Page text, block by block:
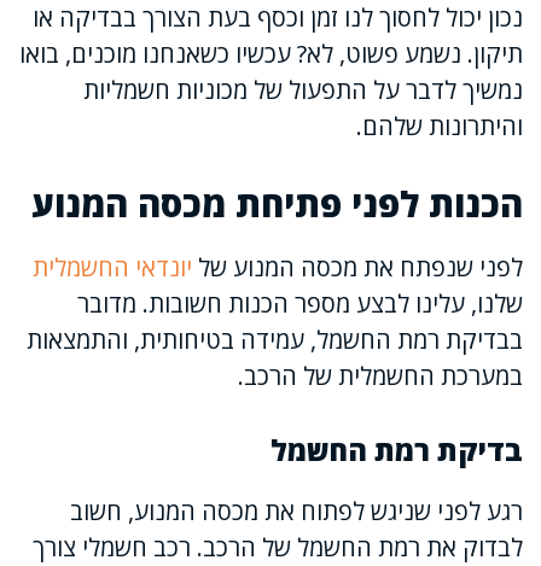
נכון יכול לחסוך לנו זמן וכסף בעת הצורך בבדיקה או
תיקון. נשמע פשוט, לא? עכשיו כשאנחנו מוכנים, בואו
נמשיך לדבר על התפעול של מכוניות חשמליות
והיתרונות שלהם.
הכנות לפני פתיחת מכסה המנוע
לפני שנפתח את מכסה המנוע של יונדאי החשמלית
שלנו, עלינו לבצע מספר הכנות חשובות. מדובר
בבדיקת רמת החשמל, עמידה בטיחותית, והתמצאות
במערכת החשמלית של הרכב.
בדיקת רמת החשמל
רגע לפני שניגש לפתוח את מכסה המנוע, חשוב
לבדוק את רמת החשמל של הרכב. רכב חשמלי צורך